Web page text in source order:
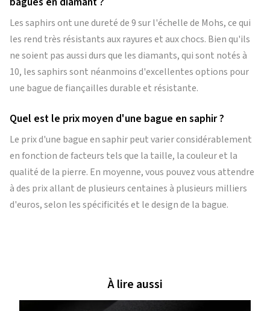
Les saphirs ont une dureté de 9 sur l'échelle de Mohs, ce qui
les rend très résistants aux rayures et aux chocs. Bien qu'ils
ne soient pas aussi durs que les diamants, qui sont notés à
10, les saphirs sont néanmoins d'excellentes options pour
une bague de fiançailles durable et résistante.
Quel est le prix moyen d'une bague en saphir ?
Le prix d'une bague en saphir peut varier considérablement
en fonction de facteurs tels que la taille, la couleur et la
qualité de la pierre. En moyenne, vous pouvez vous attendre
à des prix allant de plusieurs centaines à plusieurs milliers
d'euros, selon les spécificités et le design de la bague.
À lire aussi